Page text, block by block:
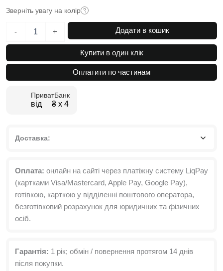
Зверніть увагу на колір
-
Picassa
см
+ Додати в кошик
Купити в один клік
Оплатити по частинам
ПриватБанк
від ₴ х 4
Доставка:
Оплата: онлайн на сайті через платіжну систему LiqPay
(картками Visa/Mastercard, Apple Pay, Google Pay),
готівкою, карткою у відділенні поштового оператора,
безготівковий розрахунок для юридичних та фізичних
осіб.
Гарантія: 1 рік; обмін / повернення протягом 14 днів
після покупки.